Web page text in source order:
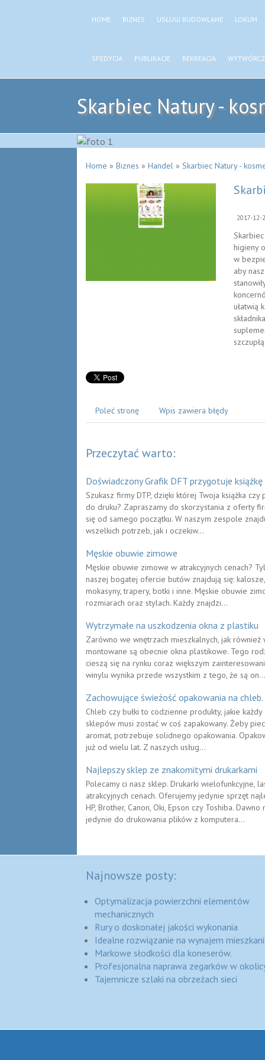
HOME BIZNES USŁUGI BUDOWLANE LOKUM
SPEDYCJA PUBLIKACJE REKREACJA
Skarbiec Natury -
Home » Biznes » Handel » Skarbiec Natury -
2017-12-
higieny
w
aby
ułatwią
Poleć stronę Wpis zawiera błędy
Przeczytać warto:
Doświadczony Grafik DFT przygotuje książkę
Szukasz firmy DTP, dzięki której Twoja książka
do druku? Zapraszamy do skorzystania z oferty
się od samego początku. W naszym zespole
wszelkich potrzeb, jak i oczekiw...
Męskie obuwie zimowe
Męskie obuwie zimowe w atrakcyjnych cenach?
naszej bogatej ofercie butów znajdują się:
mokasyny, trapery, botki i inne. Męskie obuwie
rozmiarach oraz stylach. Każdy znajdzi...
Wytrzymałe na uszkodzenia okna z plastiku
Zarówno we wnętrzach mieszkalnych, jak
montowane są obecnie okna plastikowe. Tego
cieszą się na rynku coraz większym
winylu wynika przede wszystkim z tego, że są on...
Zachowujące świeżość opakowania na chleb.
Chleb czy bułki to codzienne produkty, jakie
sklepów musi zostać w coś zapakowany. Żeby
aromat, potrzebuje solidnego opakowania.
już od wielu lat. Z naszych usług...
Najlepszy sklep ze znakomitymi drukarkami
Polecamy ci nasz sklep. Drukarki wielofunkcyjne,
atrakcyjnych cenach. Oferujemy jedynie sprzęt
HP, Brother, Canon, Oki, Epson czy Toshiba. Dawno
jedynie do drukowania plików z komputera...
Najnowsze posty:
Optymalizacja powierzchni elementów
mechanicznych
Rury o doskonałej jakości wykonania
Idealne rozwiązanie na wynajem
Markowe słodkości dla koneserów.
Profesjonalna naprawa zegarków w
Tajemnicze szlaki na obrzeżach sieci